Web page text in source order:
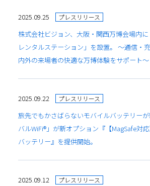
2025.09.25 プレスリリース
株式会社ビジョン、大阪・関西万博会場内
レンタルステーション」を設置。 ～通信・
内外の来場者の快適な万博体験をサポート～
2025.09.22 プレスリリース
旅先でもかさばらないモバイルバッテリー
バルWiFi®」が新オプション『【MagSafe対
バッテリー』を提供開始。
2025.09.12 プレスリリース